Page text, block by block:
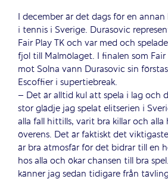
I december är det dags för en
i tennis i Sverige. Durasovic
Fair Play TK och var med och
fjol till Malmölaget. I finalen som Fair
mot Solna vann Durasovic sin
Escoffier i supertiebreak.
– Det är alltid kul att spela i lag och
stor glädje jag spelat elitserien i
alla fall hittills, varit bra killar och
överens. Det är faktiskt det
är bra atmosfär för det bidrar till en
hos alla och ökar chansen till bra
känner jag sedan tidigare från